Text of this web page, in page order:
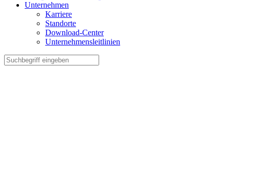
Unternehmen
Karriere
Standorte
Download-Center
Unternehmensleitlinien